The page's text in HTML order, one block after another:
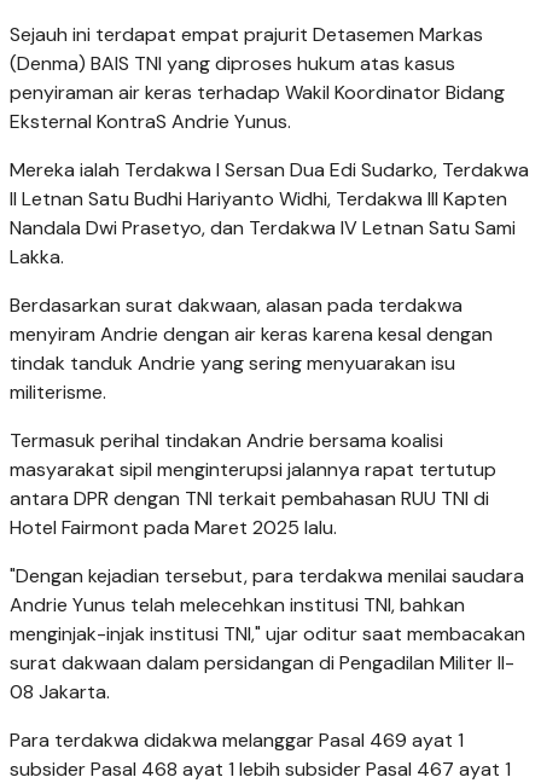
Sejauh ini terdapat empat prajurit Detasemen Markas
(Denma) BAIS TNI yang diproses hukum atas kasus
penyiraman air keras terhadap Wakil Koordinator Bidang
Eksternal KontraS Andrie Yunus.
Mereka ialah Terdakwa I Sersan Dua Edi Sudarko, Terdakwa
II Letnan Satu Budhi Hariyanto Widhi, Terdakwa III Kapten
Nandala Dwi Prasetyo, dan Terdakwa IV Letnan Satu Sami
Lakka.
Berdasarkan surat dakwaan, alasan pada terdakwa
menyiram Andrie dengan air keras karena kesal dengan
tindak tanduk Andrie yang sering menyuarakan isu
militerisme.
Termasuk perihal tindakan Andrie bersama koalisi
masyarakat sipil menginterupsi jalannya rapat tertutup
antara DPR dengan TNI terkait pembahasan RUU TNI di
Hotel Fairmont pada Maret 2025 lalu.
"Dengan kejadian tersebut, para terdakwa menilai saudara
Andrie Yunus telah melecehkan institusi TNI, bahkan
menginjak-injak institusi TNI," ujar oditur saat membacakan
surat dakwaan dalam persidangan di Pengadilan Militer II-
08 Jakarta.
Para terdakwa didakwa melanggar Pasal 469 ayat 1
subsider Pasal 468 ayat 1 lebih subsider Pasal 467 ayat 1